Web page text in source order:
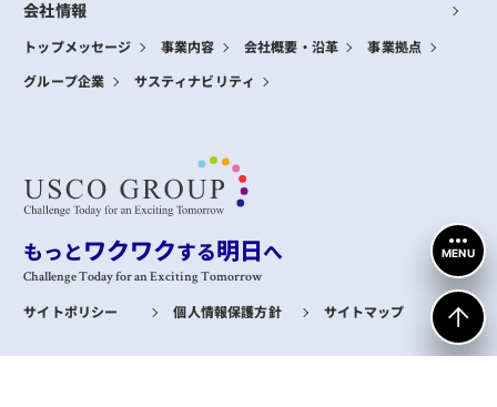
全センサー製品比較 購入・導入のご相談
MENU
もっとワクワクする明日へ
Challenge Today for an Exciting Tomorrow
サイトポリシー 個人情報保護方針 サイトマップ
会社情報
トップメッセージ 事業内容 会社概要・沿革 事業拠点
グループ企業 サスティナビリティ